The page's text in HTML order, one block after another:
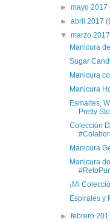
►mayo 2017
►abril 2017
▼marzo
Manicura
Sugar
Manicura
Manicura
Esmaltes,
Pretty
Colección
Manicura
Manicura
¡Mi
Espirales y
►febrero